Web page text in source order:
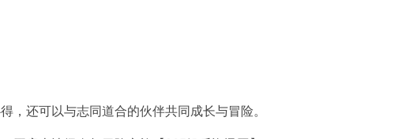
，还可以与志同道合的伙伴共同成长与冒险。